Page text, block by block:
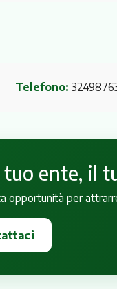
Telefono:
ente, il
opportunità per